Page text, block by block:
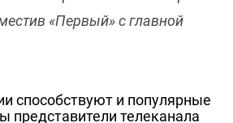
«Первый» с главной